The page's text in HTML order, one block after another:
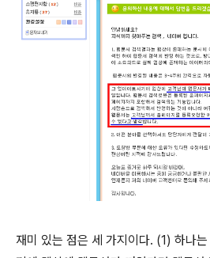
재미 있는 점은 세 가지이다. (1) 하나